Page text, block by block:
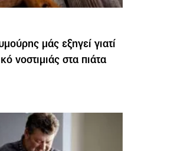
μάς εξηγεί γιατί
νοστιμιάς στα πιάτα